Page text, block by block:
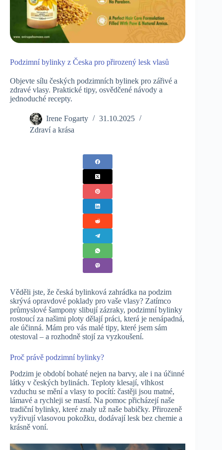
Podzimní bylinky z Česka pro přirozený lesk vlasů
Objevte sílu českých podzimních bylinek pro zářivé a
zdravé vlasy. Praktické tipy, osvědčené návody a
jednoduché recepty.
Irene Fogarty
31.10.2025
Zdraví a krása
Věděli jste, že česká bylinková zahrádka na podzim
skrývá opravdové poklady pro vaše vlasy? Zatímco
průmyslové šampony slibují zázraky, podzimní bylinky
rostoucí za našimi ploty dělají práci, která je nenápadná,
ale účinná. Mám pro vás malé tipy, které jsem sám
otestoval – a rozhodně stojí za vyzkoušení.
Proč právě podzimní bylinky?
Podzim je období bohaté nejen na barvy, ale i na účinné
látky v českých bylinách. Teploty klesají, vlhkost
vzduchu se mění a vlasy to pocítí: častěji jsou matné,
lámavé a rychleji se mastí. Na pomoc přicházejí naše
tradiční bylinky, které znaly už naše babičky. Přirozeně
vyživují vlasovou pokožku, dodávají lesk bez chemie a
krásně voní.